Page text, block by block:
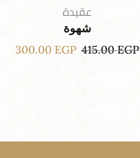
عقيدة
شهوة
415.00EGP
300.00 EGP